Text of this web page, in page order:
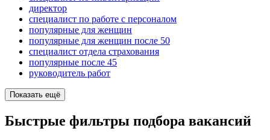
директор
специалист по работе с персоналом
популярные для женщин
популярные для женщин после 50
специалист отдела страхования
популярные после 45
руководитель работ
Показать ещё
Быстрые фильтры подбора вакансий